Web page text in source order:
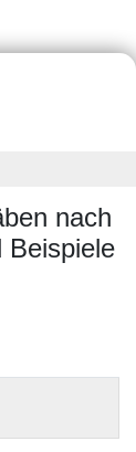
nach
Beispiele